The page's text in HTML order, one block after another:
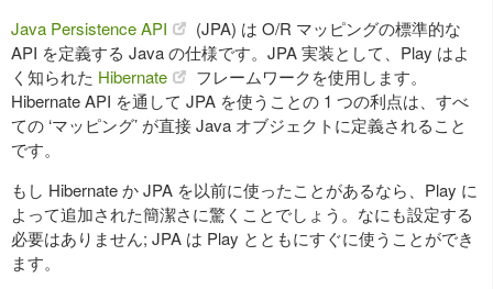
Java Persistence API
(JPA) は O/R マッピングの標準的な
API を定義する Java の仕様です。JPA 実装として、Play はよ
く知られた Hibernate
フレームワークを使用します。
Hibernate API を通して JPA を使うことの 1 つの利点は、すべ
ての ‘マッピング’ が直接 Java オブジェクトに定義されること
です。
もし Hibernate か JPA を以前に使ったことがあるなら、Play に
よって追加された簡潔さに驚くことでしょう。なにも設定する
必要はありません; JPA は Play とともにすぐに使うことができ
ます。